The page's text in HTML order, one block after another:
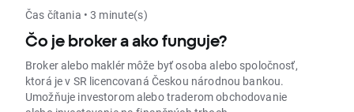
Čas čítania • 3 minute(s)
Čo je broker a ako funguje?
Broker alebo maklér môže byť osoba alebo spoločnosť,
ktorá je v SR licencovaná Českou národnou bankou.
Umožňuje investorom alebo traderom obchodovanie